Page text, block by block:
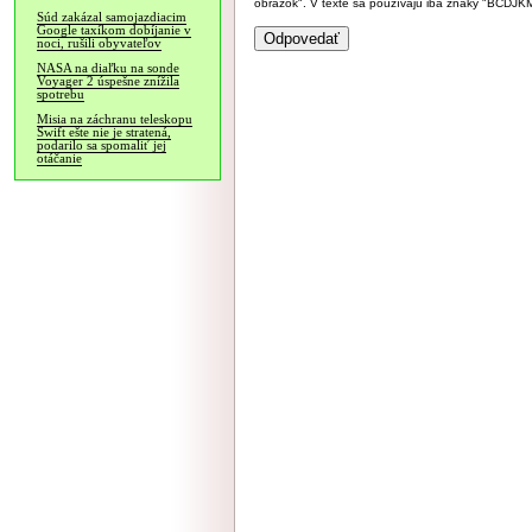
Súd zakázal samojazdiacim
Google taxíkom dobíjanie v
noci, rušili obyvateľov
NASA na diaľku na sonde
Voyager 2 úspešne znížila
spotrebu
Misia na záchranu teleskopu
Swift ešte nie je stratená,
podarilo sa spomaliť jej
otáčanie
obrázok". V texte sa používajú iba znaky